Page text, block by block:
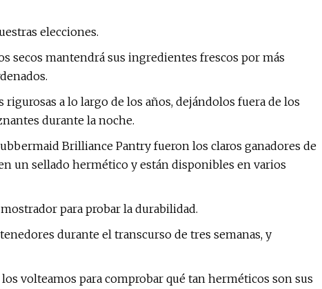
elecciones.
secos mantendrá sus ingredientes frescos por más
a lo largo de los años, dejándolos fuera de los
durante la noche.
Brilliance Pantry fueron los claros ganadores de
un sellado hermético y están disponibles en varios
para probar la durabilidad.
durante el transcurso de tres semanas, y
volteamos para comprobar qué tan herméticos son sus